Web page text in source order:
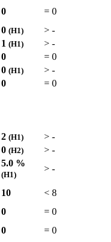
0 = 0
0 (H1) > -
1 (H1) > -
0 = 0
0 (H1) > -
0 = 0
2 (H1) > -
0 (H2) > -
5.0 %
(H1)
> -
10 < 8
0 = 0
0 = 0